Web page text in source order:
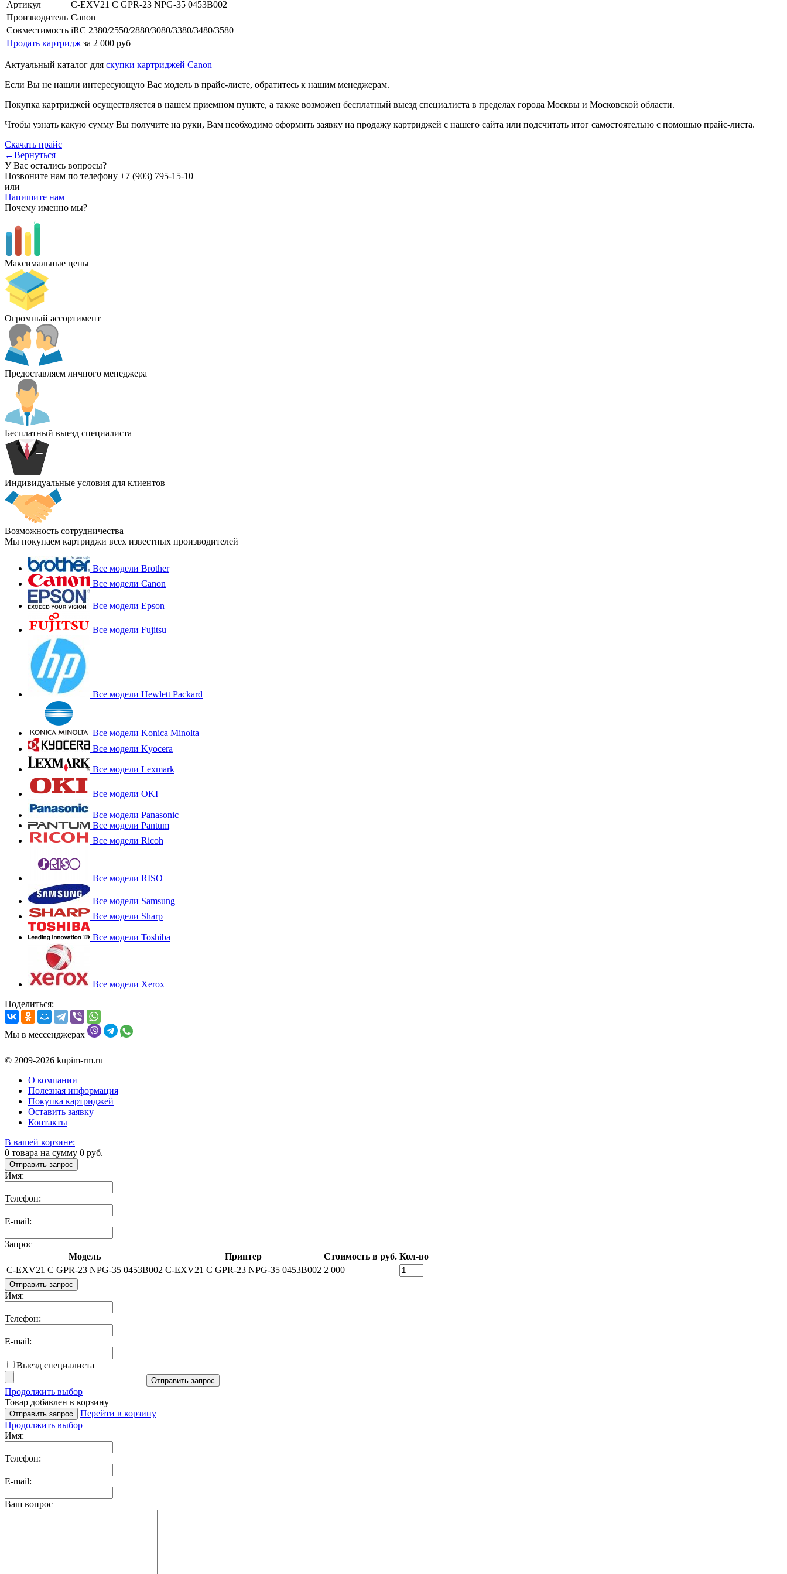
Артикул
C-EXV21 C GPR-23 NPG-35 0453B002
Производитель Canon
Совместимость iRC 2380/2550/2880/3080/3380/3480/3580
Продать картридж за 2 000 руб
Актуальный каталог для скупки картриджей Canon
Если Вы не нашли интересующую Вас модель в прайс-листе, обратитесь к нашим менеджерам.
Покупка картриджей осуществляется в нашем приемном пункте, а также возможен бесплатный выезд специалиста в пределах города Москвы и Московской области.
Чтобы узнать какую сумму Вы получите на руки, Вам необходимо оформить заявку на продажу картриджей с нашего сайта или подсчитать итог самостоятельно с помощью прайс-листа.
Скачать прайс
←Вернуться
У Вас остались вопросы?
Позвоните нам по телефону +7 (903) 795-15-10
или
Напишите нам
Почему именно мы?
Максимальные цены
Огромный ассортимент
Предоставляем личного менеджера
Бесплатный выезд специалиста
Индивидуальные условия для клиентов
Возможность сотрудничества
Мы покупаем картриджи всех известных производителей
Все модели Brother
Все модели Canon
Все модели Epson
Все модели Fujitsu
Все модели Hewlett Packard
Все модели Konica Minolta
Все модели Kyocera
Все модели Lexmark
Все модели OKI
Все модели Panasonic
Все модели Pantum
Все модели Ricoh
Все модели RISO
Все модели Samsung
Все модели Sharp
Все модели Toshiba
Все модели Xerox
Поделиться:
Мы в мессенджерах
© 2009-2026 kupim-rm.ru
О компании
Полезная информация
Покупка картриджей
Оставить заявку
Контакты
В вашей корзине:
0 товара на сумму 0 руб.
Отправить запрос
Имя:
Телефон:
E-mail:
Запрос
Модель
Принтер Стоимость в руб. Кол-во
C-EXV21 C GPR-23 NPG-35 0453B002 C-EXV21 C GPR-23 NPG-35 0453B002 2 000
Отправить запрос
Имя:
Телефон:
E-mail:
Выезд специалиста
Отправить запрос
Продолжить выбор
Товар добавлен в корзину
Отправить запрос
Перейти в корзину
Продолжить выбор
Имя:
Телефон:
E-mail:
Ваш вопрос